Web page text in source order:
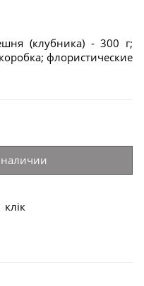
(клубника) - 300 г;
флористические